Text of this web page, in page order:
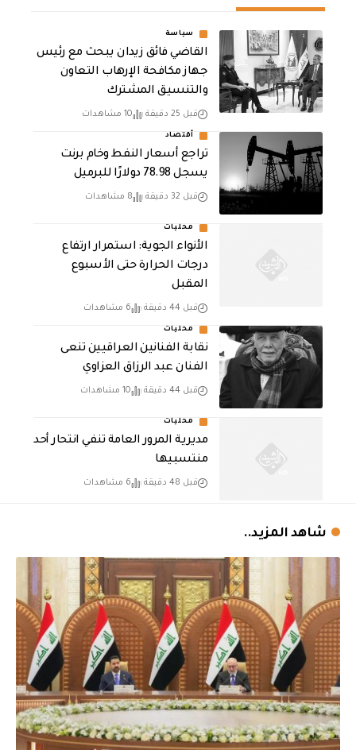
سياسة
القاضي فائق زيدان يبحث مع رئيس
جهاز مكافحة الإرهاب التعاون
والتنسيق المشترك
قبل 25 دقيقة 10 مشاهدات
أقتصاد
تراجع أسعار النفط وخام برنت
يسجل 78.98 دولارًا للبرميل
قبل 32 دقيقة 8 مشاهدات
محليات
الأنواء الجوية: استمرار ارتفاع
درجات الحرارة حتى الأسبوع
المقبل
قبل 44 دقيقة 6 مشاهدات
محليات
نقابة الفنانين العراقيين تنعى
الفنان عبد الرزاق العزاوي
قبل 44 دقيقة 10 مشاهدات
محليات
مديرية المرور العامة تنفي انتحار أحد
منتسبيها
قبل 48 دقيقة 6 مشاهدات
شاهد المزيد..